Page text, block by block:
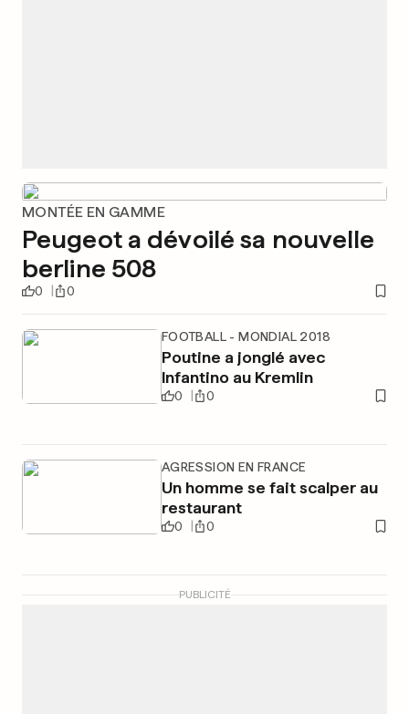
MONTÉE EN GAMME
Peugeot a dévoilé sa nouvelle
berline 508
0 0
FOOTBALL - MONDIAL 2018
Poutine a jonglé avec
Infantino au Kremlin
0 0
AGRESSION EN FRANCE
Un homme se fait scalper au
restaurant
0 0
PUBLICITÉ